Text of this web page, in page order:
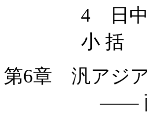
4 日中戦争
小 括
第6章 汎アジ
—— 両岸関